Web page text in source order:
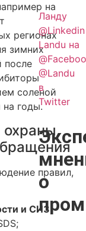
Ланду
@Linkedin
Landu на
@Landu
в
Twitter
о
на
регионах
зимних
после
соленой
годы.
охраны
правил,
и СИЗ